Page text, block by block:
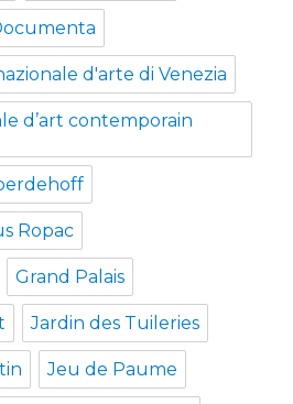
d'arte di Venezia
d’art contemporain
Ropac
Grand Palais
Jardin des Tuileries
Jeu de Paume